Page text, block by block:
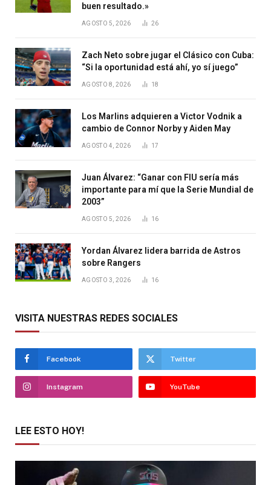
buen resultado.»
AGOSTO 5, 2026 26
Zach Neto sobre jugar el Clásico con Cuba:
“Si la oportunidad está ahí, yo sí juego”
AGOSTO 8, 2026 18
Los Marlins adquieren a Victor Vodnik a
cambio de Connor Norby y Aiden May
AGOSTO 4, 2026 17
Juan Álvarez: “Ganar con FIU sería más
importante para mí que la Serie Mundial de
2003”
AGOSTO 5, 2026 16
Yordan Álvarez lidera barrida de Astros
sobre Rangers
AGOSTO 3, 2026 16
VISITA NUESTRAS REDES SOCIALES
Facebook Twitter
Instagram YouTube
LEE ESTO HOY!